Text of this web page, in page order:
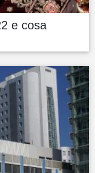
e cosa